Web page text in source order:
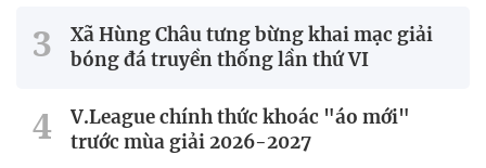
Xã Hùng Châu tưng bừng khai mạc giải
bóng đá truyền thống lần thứ VI
V.League chính thức khoác "áo mới"
trước mùa giải 2026-2027